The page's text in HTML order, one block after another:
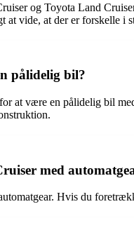
og Toyota Land
at vide, at der er forskelle i
pålidelig bil?
at være en pålidelig bil
med
Hvis du